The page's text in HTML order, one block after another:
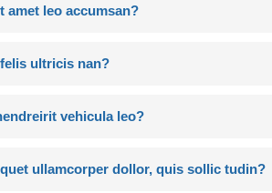
amet leo accumsan?
ultricis nan?
vehicula leo?
ullamcorper dollor, quis sollic tudin?